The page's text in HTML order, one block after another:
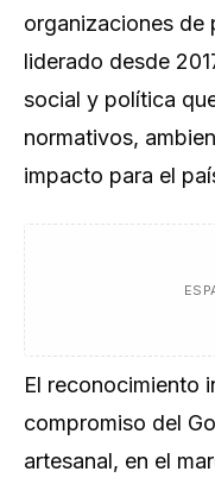
organizaciones de
liderado desde
social y política
normativos,
impacto para el
El reconocimiento
compromiso del
artesanal, en el